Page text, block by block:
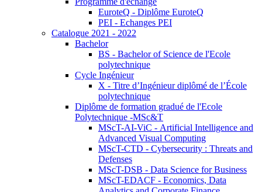
EuroteQ - Diplôme EuroteQ
PEI - Echanges PEI
Catalogue 2021 - 2022
Bachelor
BS - Bachelor of Science de l'Ecole
polytechnique
Cycle Ingénieur
X - Titre d’Ingénieur diplômé de l’École
polytechnique
Diplôme de formation gradué de l'Ecole
Polytechnique -MSc&T
MScT-AI-ViC - Artificial Intelligence and
Advanced Visual Computing
MScT-CTD - Cybersecurity : Threats and
Defenses
MScT-DSB - Data Science for Business
MScT-EDACF - Economics, Data